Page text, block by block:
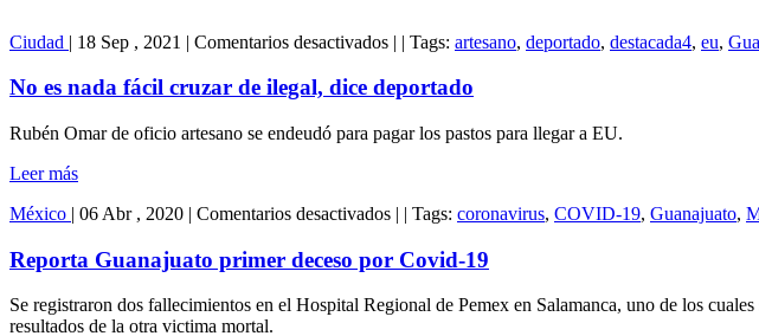
Lima
Ciudad | 18 Sep , 2021 | Comentarios desactivadosen
es
nada
fácil
cruzar
dice
| | Tags: artesano, deportado, destacada4, eu,
No es nada fácil cruzar de ilegal, dice deportado
Rubén Omar de oficio artesano se endeudó para pagar los pastos para llegar a EU.
Leer más
México | 06 Abr , 2020 | Comentarios desactivadosen
Guanajuato
primer
deceso
por
| | Tags: coronavirus, COVID-19, Guanajuato,
Reporta Guanajuato primer deceso por Covid-19
Se registraron dos fallecimientos en el Hospital Regional de Pemex en Salamanca, uno de los
resultados de la otra victima mortal.